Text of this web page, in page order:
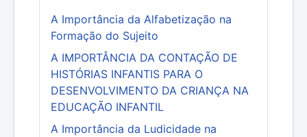
A Importância da Alfabetização na
Formação do Sujeito
A IMPORTÂNCIA DA CONTAÇÃO DE
HISTÓRIAS INFANTIS PARA O
DESENVOLVIMENTO DA CRIANÇA NA
EDUCAÇÃO INFANTIL
A Importância da Ludicidade na